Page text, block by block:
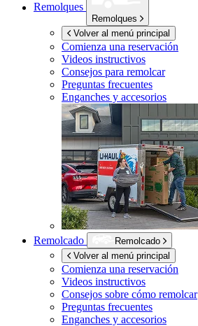
Remolques
Remolques
Volver al menú principal
Comienza una reservación
Videos instructivos
Consejos para remolcar
Preguntas frecuentes
Enganches y accesorios
Remolcado
Remolcado
Volver al menú principal
Comienza una reservación
Videos instructivos
Consejos sobre cómo remolcar
Preguntas frecuentes
Enganches y accesorios